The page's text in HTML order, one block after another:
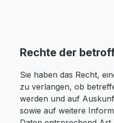
Rechte der
Sie haben das Recht,
zu verlangen, ob
werden und auf
sowie auf weitere